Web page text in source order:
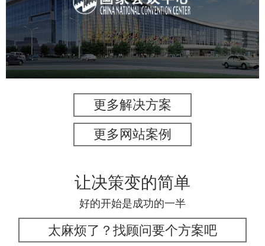
专业服务 网站建设 网站设计
更多解决方案
更多网站案例
让决策变的简单
好的开始是成功的一半
太麻烦了？找顾问要个方案吧